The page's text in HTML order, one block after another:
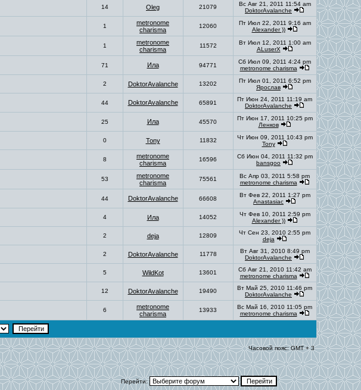
14 Oleg 21079
Вс Авг 21, 2011 11:54 am
DoktorAvalanche
1
metronome
charisma
12060
Пт Июл 22, 2011 9:16 am
Alexander ))
1
metronome
charisma
11572
Вт Июл 12, 2011 1:00 am
ALuserX
71 Ила 94771
Сб Июл 09, 2011 4:24 pm
metronome charisma
2 DoktorAvalanche 13202
Пт Июл 01, 2011 6:52 pm
Ярослав
44 DoktorAvalanche 65891
Пт Июн 24, 2011 11:19 am
DoktorAvalanche
25 Ила 45570
Пт Июн 17, 2011 10:25 pm
Ленков
0 Tony 11832
Чт Июн 09, 2011 10:43 pm
Tony
8
metronome
charisma
16596
Сб Июн 04, 2011 11:32 pm
bansgoo
53
metronome
charisma
75561
Вс Апр 03, 2011 5:58 pm
metronome charisma
44 DoktorAvalanche 66608
Вт Фев 22, 2011 1:27 pm
Anastasiac
4 Ила 14052
Чт Фев 10, 2011 2:59 pm
Alexander ))
2 deja 12809
Чт Сен 23, 2010 2:55 pm
deja
2 DoktorAvalanche 11778
Вт Авг 31, 2010 8:49 pm
DoktorAvalanche
5 WildKot 13601
Сб Авг 21, 2010 11:42 am
metronome charisma
12 DoktorAvalanche 19490
Вт Май 25, 2010 11:46 pm
DoktorAvalanche
6
metronome
charisma
13933
Вс Май 16, 2010 11:05 pm
metronome charisma
Часовой пояс: GMT + 3
Перейти: